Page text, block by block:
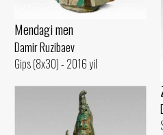
Mendagi men
Damir Ruzibaev
Gips (8x30) - 2016 yil